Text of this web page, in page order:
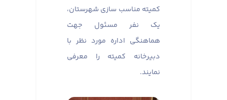
کمیته مناسب سازی شهرستان،
یک نفر مسئول جهت
هماهنگی اداره مورد نظر با
دبیرخانه کمیته را معرفی
نمایند.